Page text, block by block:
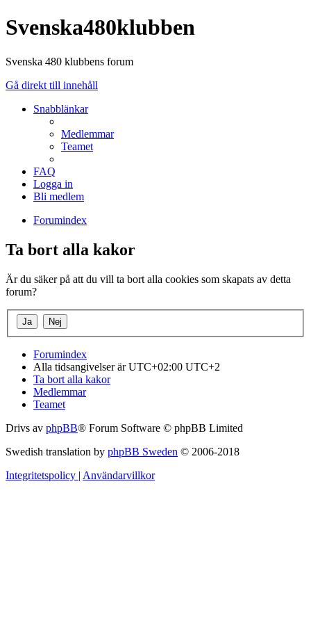
Svenska480klubben
Svenska 480 klubbens forum
Gå direkt till innehåll
Snabblänkar
Medlemmar
Teamet
FAQ
Logga in
Bli medlem
Forumindex
Ta bort alla kakor
Är du säker på att du vill ta bort alla cookies som skapats av detta
forum?
Forumindex
Alla tidsangivelser är UTC+02:00 UTC+2
Ta bort alla kakor
Medlemmar
Teamet
Drivs av phpBB® Forum Software © phpBB Limited
Swedish translation by phpBB Sweden © 2006-2018
Integritetspolicy | Användarvillkor